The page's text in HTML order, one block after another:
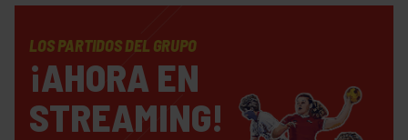
LOS PARTIDOS DEL GRUPO
¡AHORA EN
STREAMING!